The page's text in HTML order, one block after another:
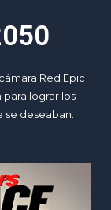
Red Epic
lograr los
se deseaban.